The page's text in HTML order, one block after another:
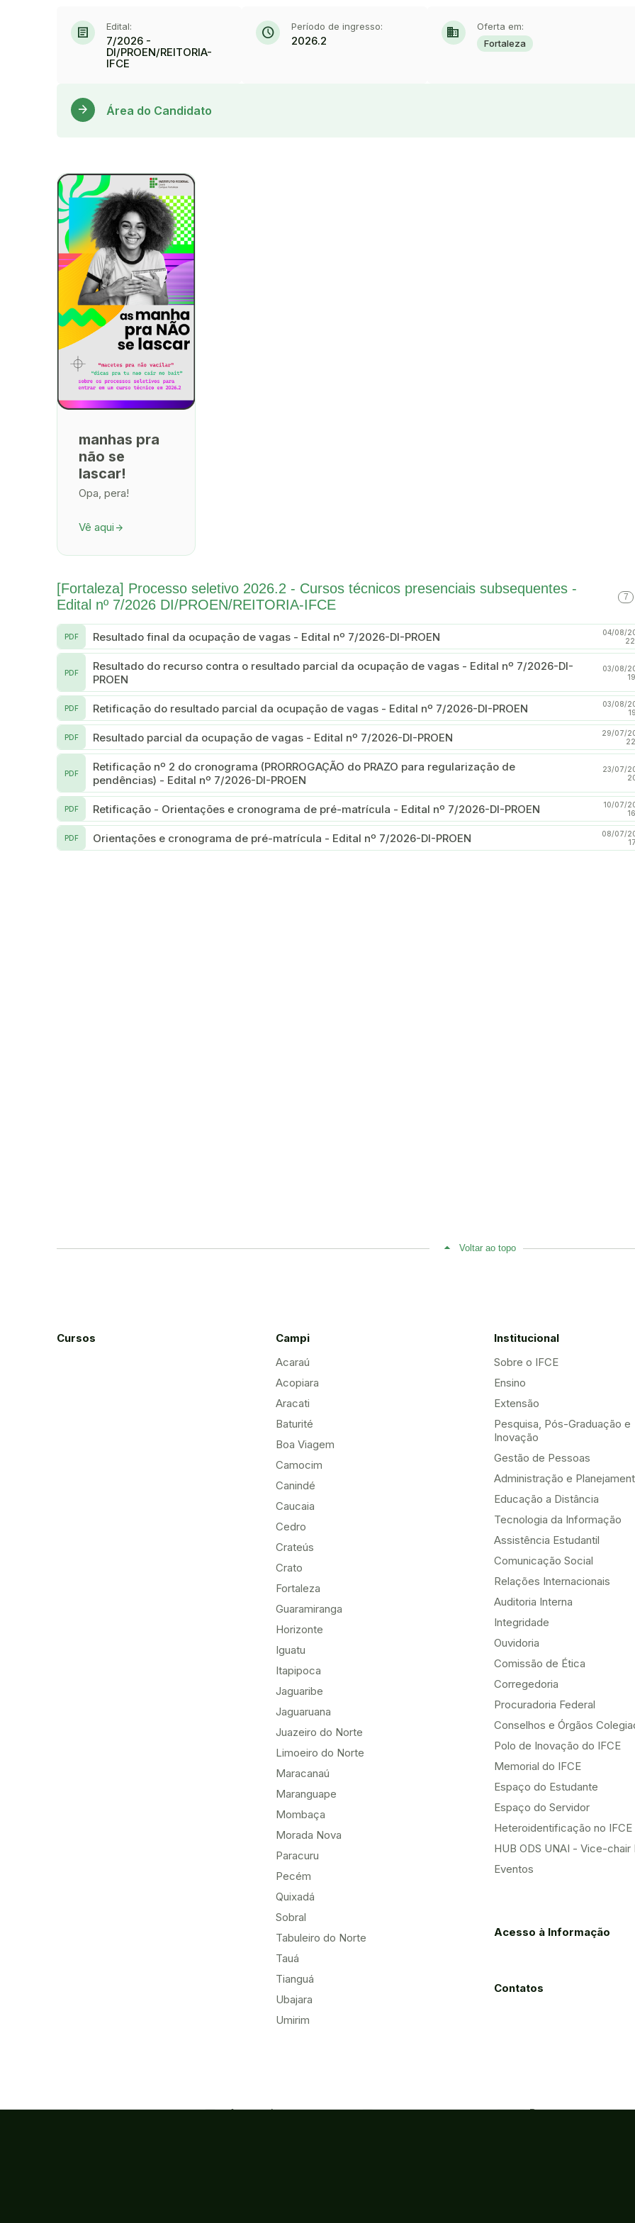
article Edital:
7/2026 -
DI/PROEN/REITORIA-
IFCE
schedule Período de ingresso:
2026.2 domain
Oferta em:
Fortaleza
arrow_forward Área do Candidato
manhas pra
não se
lascar!
Opa, pera!
Vê aqui arrow_forward
[Fortaleza] Processo seletivo 2026.2 - Cursos técnicos presenciais subsequentes -
Edital nº 7/2026 DI/PROEN/REITORIA-IFCE
7
Resultado final da ocupação de vagas - Edital nº 7/2026-DI-PROEN
PDF
04/08/
Resultado do recurso contra o resultado parcial da ocupação de vagas - Edital nº 7/2026-DI-
PROEN
PDF
03/08/
Retificação do resultado parcial da ocupação de vagas - Edital nº 7/2026-DI-PROEN
PDF
03/08/
Resultado parcial da ocupação de vagas - Edital nº 7/2026-DI-PROEN
PDF
29/07/
Retificação nº 2 do cronograma (PRORROGAÇÃO do PRAZO para regularização de
pendências) - Edital nº 7/2026-DI-PROEN
PDF
23/07/
Retificação - Orientações e cronograma de pré-matrícula - Edital nº 7/2026-DI-PROEN
PDF
10/07/
Orientações e cronograma de pré-matrícula - Edital nº 7/2026-DI-PROEN
PDF
08/07/
Voltar ao topo
Cursos
Campi
Acaraú
Acopiara
Aracati
Baturité
Boa Viagem
Camocim
Canindé
Caucaia
Cedro
Crateús
Crato
Fortaleza
Guaramiranga
Horizonte
Iguatu
Itapipoca
Jaguaribe
Jaguaruana
Juazeiro do Norte
Limoeiro do Norte
Maracanaú
Maranguape
Mombaça
Morada Nova
Paracuru
Pecém
Quixadá
Sobral
Tabuleiro do Norte
Tauá
Tianguá
Ubajara
Umirim
Institucional
Sobre o IFCE
Ensino
Extensão
Pesquisa, Pós-Graduação e
Inovação
Gestão de Pessoas
Administração e
Educação a Distância
Tecnologia da Informação
Assistência Estudantil
Comunicação Social
Relações Internacionais
Auditoria Interna
Integridade
Ouvidoria
Comissão de Ética
Corregedoria
Procuradoria Federal
Conselhos e Órgãos
Polo de Inovação do IFCE
Memorial do IFCE
Espaço do Estudante
Espaço do Servidor
Heteroidentificação no IFCE
HUB ODS UNAI - Vice-chair
Eventos
Acesso à Informação
Contatos
Acesso à
Processos